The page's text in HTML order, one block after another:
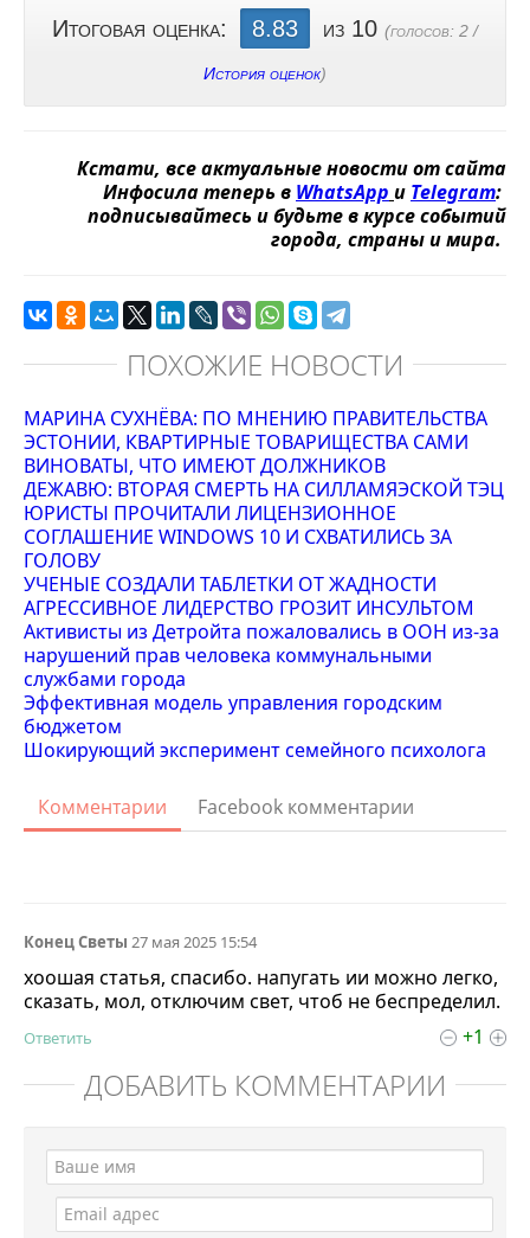
Итоговая оценка: 8.83 из 10 (голосов: 2 /
История оценок)
Кстати, все актуальные новости от сайта
Инфосила теперь в WhatsApp и Telegram:
подписывайтесь и будьте в курсе событий
города, страны и мира.
ПОХОЖИЕ НОВОСТИ
МАРИНА СУХНЁВА: ПО МНЕНИЮ ПРАВИТЕЛЬСТВА
ЭСТОНИИ, КВАРТИРНЫЕ ТОВАРИЩЕСТВА САМИ
ВИНОВАТЫ, ЧТО ИМЕЮТ ДОЛЖНИКОВ
ДЕЖАВЮ: ВТОРАЯ СМЕРТЬ НА СИЛЛАМЯЭСКОЙ ТЭЦ
ЮРИСТЫ ПРОЧИТАЛИ ЛИЦЕНЗИОННОЕ
СОГЛАШЕНИЕ WINDOWS 10 И СХВАТИЛИСЬ ЗА
ГОЛОВУ
УЧЕНЫЕ СОЗДАЛИ ТАБЛЕТКИ ОТ ЖАДНОСТИ
АГРЕССИВНОЕ ЛИДЕРСТВО ГРОЗИТ ИНСУЛЬТОМ
Активисты из Детройта пожаловались в ООН из-за
нарушений прав человека коммунальными
службами города
Эффективная модель управления городским
бюджетом
Шокирующий эксперимент семейного психолога
Комментарии Facebook комментарии
Конец Светы 27 мая 2025 15:54
хоошая статья, спасибо. напугать ии можно легко,
сказать, мол, отключим свет, чтоб не беспределил.
+1
Ответить
ДОБАВИТЬ КОММЕНТАРИЙ